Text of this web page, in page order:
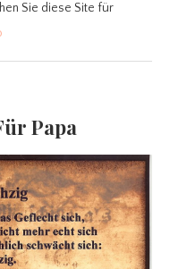
Sie diese Site für
Papa